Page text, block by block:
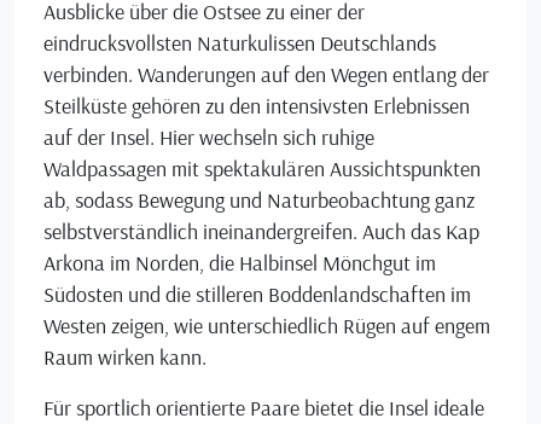
Ausblicke über die Ostsee zu einer der
eindrucksvollsten Naturkulissen Deutschlands
verbinden. Wanderungen auf den Wegen entlang der
Steilküste gehören zu den intensivsten Erlebnissen
auf der Insel. Hier wechseln sich ruhige
Waldpassagen mit spektakulären Aussichtspunkten
ab, sodass Bewegung und Naturbeobachtung ganz
selbstverständlich ineinandergreifen. Auch das Kap
Arkona im Norden, die Halbinsel Mönchgut im
Südosten und die stilleren Boddenlandschaften im
Westen zeigen, wie unterschiedlich Rügen auf engem
Raum wirken kann.
Für sportlich orientierte Paare bietet die Insel ideale